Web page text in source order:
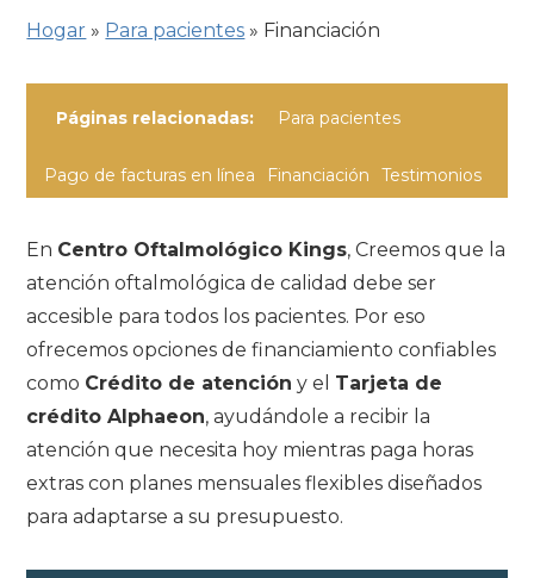
Hogar » Para pacientes » Financiación
Páginas relacionadas: Para pacientes
Pago de facturas en línea Financiación Testimonios
En Centro Oftalmológico Kings, Creemos que la
atención oftalmológica de calidad debe ser
accesible para todos los pacientes. Por eso
ofrecemos opciones de financiamiento confiables
como Crédito de atención y el Tarjeta de
crédito Alphaeon, ayudándole a recibir la
atención que necesita hoy mientras paga horas
extras con planes mensuales flexibles diseñados
para adaptarse a su presupuesto.